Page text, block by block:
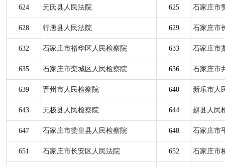
624 元氏县人民法院 625 石家庄市
628 行唐县人民法院 629 石家庄市
632 石家庄市裕华区人民检察院 633 石家庄市
635 石家庄市栾城区人民检察院 636 石家庄市
639 晋州市人民检察院 640 新乐市人
643 无极县人民检察院 644 赵县人民
647 石家庄市赞皇县人民检察院 648 石家庄市
651 石家庄市长安区人民法院 652 石家庄市